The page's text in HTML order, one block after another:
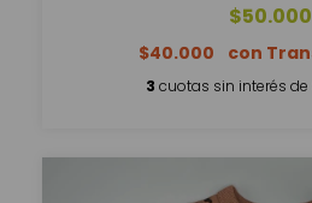
$50.000
$40.000
3 cuotas sin interés de